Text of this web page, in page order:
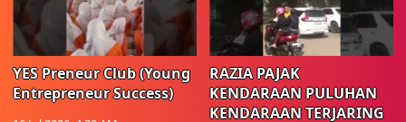
YES Preneur Club (Young
Entrepreneur Success)
RAZIA PAJAK
KENDARAAN PULUHAN
KENDARAAN TERJARING